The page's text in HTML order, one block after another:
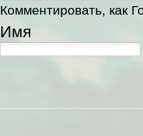
Комментировать, как
Имя